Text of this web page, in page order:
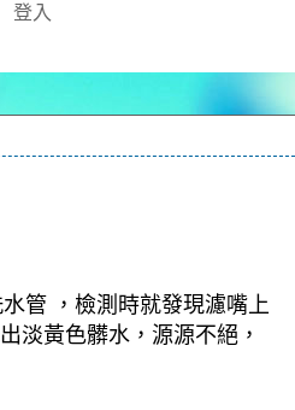
登入
管 ，檢測時就發現濾嘴上
淡黃色髒水，源源不絕，